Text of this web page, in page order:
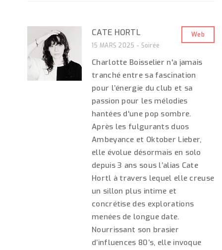
CATE HORTL
Web
15 MARS 2025 - Soirée
Charlotte Boisselier n'a jamais
tranché entre sa fascination
pour l’énergie du club et sa
passion pour les mélodies
hantées d'une pop sombre.
Après les fulgurants duos
Ambeyance et Oktober Lieber,
elle évolue désormais en solo
depuis 3 ans sous l’alias Cate
Hortl à travers lequel elle creuse
un sillon plus intime et
concrétise des explorations
menées de longue date.
Nourrissant son brasier
d’influences 80’s, elle invoque